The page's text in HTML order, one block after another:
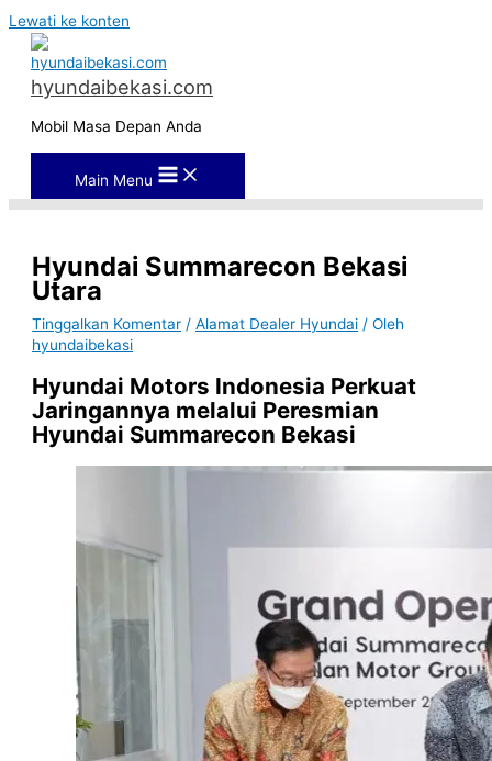
Lewati ke konten
hyundaibekasi.com
Mobil Masa Depan Anda
Main Menu
Hyundai Summarecon Bekasi
Utara
Tinggalkan Komentar /Alamat Dealer Hyundai / Oleh
hyundaibekasi
Hyundai Motors Indonesia Perkuat
Jaringannya melalui Peresmian
Hyundai Summarecon Bekasi